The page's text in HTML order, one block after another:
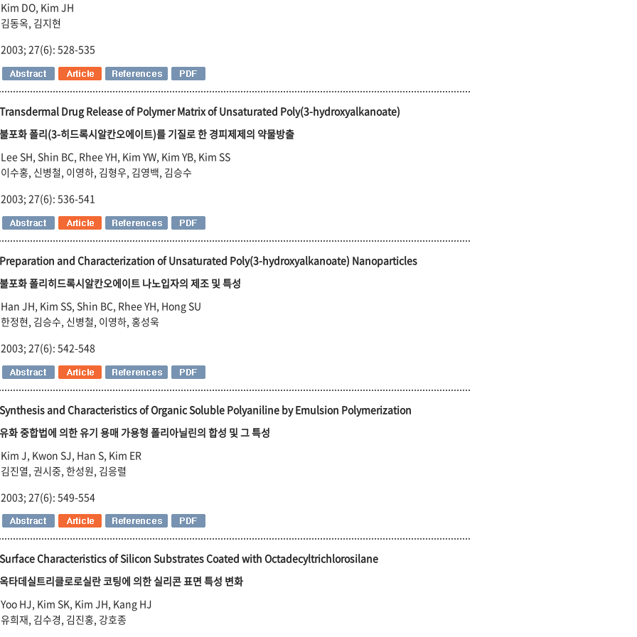
Kim DO, Kim JH
김동옥, 김지현
2003; 27(6): 528-535
Transdermal Drug Release of Polymer Matrix of Unsaturated Poly(3-hydroxyalkanoate)
불포화 폴리(3-히드록시알칸오에이트)를 기질로 한 경피제제의 약물방출
Lee SH, Shin BC, Rhee YH, Kim YW, Kim YB, Kim SS
이수홍, 신병철, 이영하, 김형우, 김영백, 김승수
2003; 27(6): 536-541
Preparation and Characterization of Unsaturated Poly(3-hydroxyalkanoate) Nanoparticles
불포화 폴리히드록시알칸오에이트 나노입자의 제조 및 특성
Han JH, Kim SS, Shin BC, Rhee YH, Hong SU
한정현, 김승수, 신병철, 이영하, 홍성욱
2003; 27(6): 542-548
Synthesis and Characteristics of Organic Soluble Polyaniline by Emulsion Polymerization
유화 중합법에 의한 유기 용매 가용형 폴리아닐린의 합성 및 그 특성
Kim J, Kwon SJ, Han S, Kim ER
김진열, 권시중, 한성원, 김응렬
2003; 27(6): 549-554
Surface Characteristics of Silicon Substrates Coated with Octadecyltrichlorosilane
옥타데실트리클로로실란 코팅에 의한 실리콘 표면 특성 변화
Yoo HJ, Kim SK, Kim JH, Kang HJ
유희재, 김수경, 김진홍, 강호종